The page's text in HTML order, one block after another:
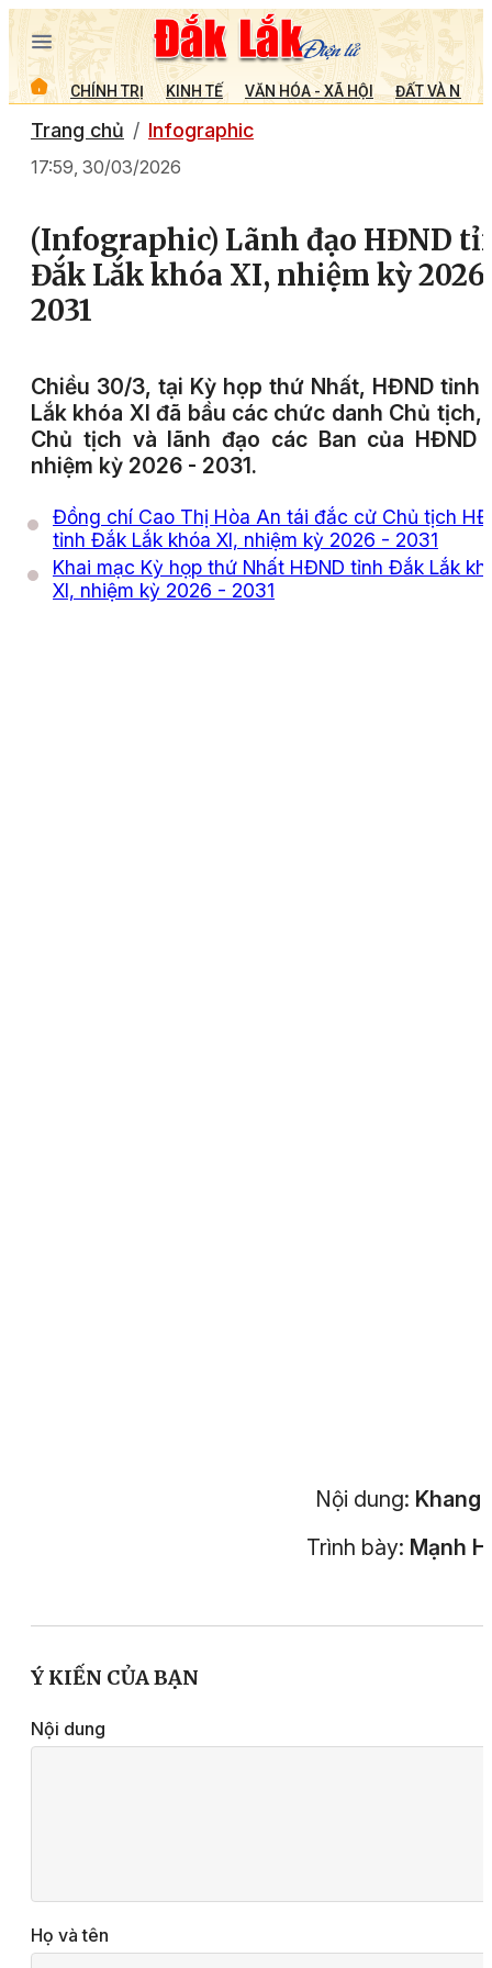
CHÍNH TRỊ KINH TẾ VĂN HÓA - XÃ HỘI ĐẤT VÀ
Trang chủ Infographic
17:59, 30/03/2026
(Infographic) Lãnh đạo HĐND
Đắk Lắk khóa XI, nhiệm kỳ
2031
Chiều 30/3, tại Kỳ họp thứ Nhất, HĐND tỉnh
Lắk khóa XI đã bầu các chức danh Chủ tịch,
Chủ tịch và lãnh đạo các Ban của HĐND
nhiệm kỳ 2026 - 2031.
Đồng chí Cao Thị Hòa An tái đắc cử Chủ tịch
tỉnh Đắk Lắk khóa XI, nhiệm kỳ 2026 - 2031
Khai mạc Kỳ họp thứ Nhất HĐND tỉnh Đắk Lắk
XI, nhiệm kỳ 2026 - 2031
Nội dung: Khang
Trình bày: Mạnh
Ý KIẾN CỦA BẠN
Nội dung
Họ và tên